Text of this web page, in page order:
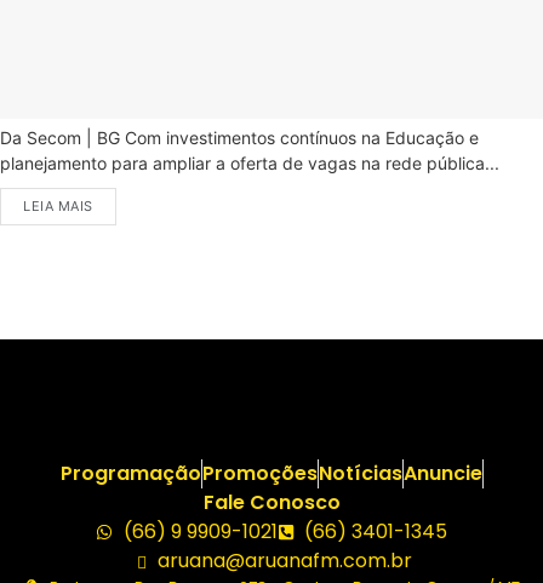
Da Secom | BG Com investimentos contínuos na Educação e
planejamento para ampliar a oferta de vagas na rede pública...
LEIA MAIS
ProgramaçãoPromoçõesNotíciasAnuncie
Fale Conosco
(66) 9 9909-1021
(66) 3401-1345
aruana@aruanafm.com.br